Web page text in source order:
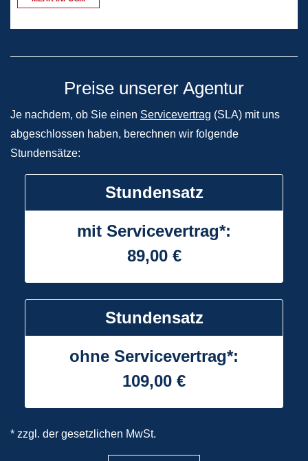
Preise unserer Agentur
Je nachdem, ob Sie einen Servicevertrag (SLA) mit uns
abgeschlossen haben, berechnen wir folgende
Stundensätze:
Stundensatz
mit Servicevertrag*:
89,00 €
Stundensatz
ohne Servicevertrag*:
109,00 €
* zzgl. der gesetzlichen MwSt.